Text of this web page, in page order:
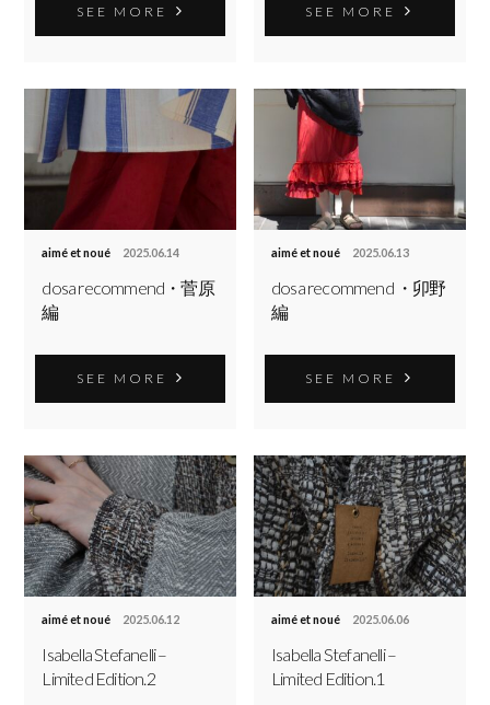
SEE MORE SEE MORE
aimé et noué 2025.06.14
dosa recommend・菅原
編
SEE MORE
aimé et noué 2025.06.13
dosa recommend ・卯野
編
SEE MORE
aimé et noué 2025.06.12
Isabella Stefanelli –
Limited Edition.2
aimé et noué 2025.06.06
Isabella Stefanelli –
Limited Edition.1